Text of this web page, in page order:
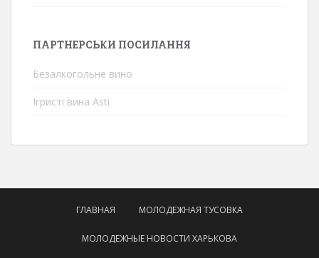
ПАРТНЕРСЬКИ ПОСИЛАННЯ
Безалкогольне вино
Ігристі вина Asti
ГЛАВНАЯ МОЛОДЕЖНАЯ ТУСОВКА
МОЛОДЕЖНЫЕ НОВОСТИ ХАРЬКОВА